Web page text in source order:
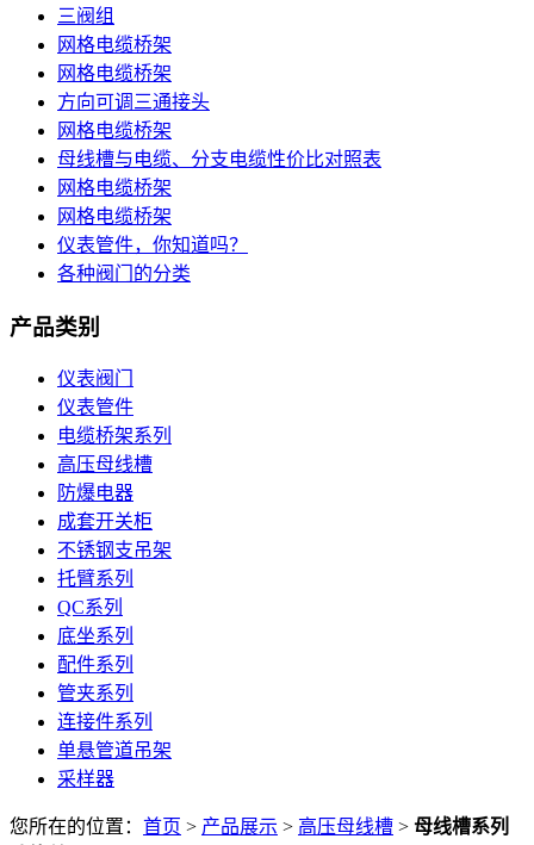
三阀组
网格电缆桥架
网格电缆桥架
方向可调三通接头
网格电缆桥架
母线槽与电缆、分支电缆性价比对照表
网格电缆桥架
网格电缆桥架
仪表管件，你知道吗？
各种阀门的分类
产品类别
仪表阀门
仪表管件
电缆桥架系列
高压母线槽
防爆电器
成套开关柜
不锈钢支吊架
托臂系列
QC系列
底坐系列
配件系列
管夹系列
连接件系列
单悬管道吊架
采样器
您所在的位置： 首页 > 产品展示 > 高压母线槽 > 母线槽系列